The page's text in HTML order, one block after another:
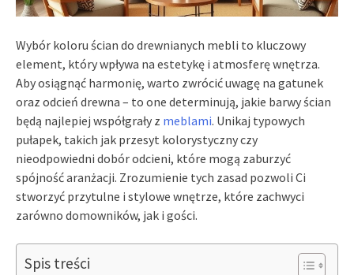
Wybór koloru ścian do drewnianych mebli to kluczowy
element, który wpływa na estetykę i atmosferę wnętrza.
Aby osiągnąć harmonię, warto zwrócić uwagę na gatunek
oraz odcień drewna – to one determinują, jakie barwy ścian
będą najlepiej współgrały z meblami. Unikaj typowych
pułapek, takich jak przesyt kolorystyczny czy
nieodpowiedni dobór odcieni, które mogą zaburzyć
spójność aranżacji. Zrozumienie tych zasad pozwoli Ci
stworzyć przytulne i stylowe wnętrze, które zachwyci
zarówno domowników, jak i gości.
Spis treści